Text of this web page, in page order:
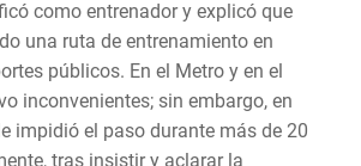
como entrenador y explicó que
una ruta de entrenamiento en
públicos. En el Metro y en el
inconvenientes; sin embargo, en
impidió el paso durante más de 20
tras insistir y aclarar la